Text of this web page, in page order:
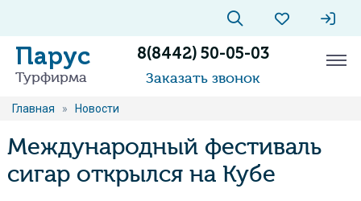
Парус
Турфирма
8(8442) 50-05-03
Заказать звонок
Главная » Новости
Международный фестиваль
сигар открылся на Кубе